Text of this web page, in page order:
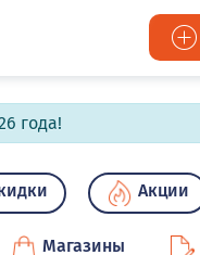
года!
Акции
Магазины